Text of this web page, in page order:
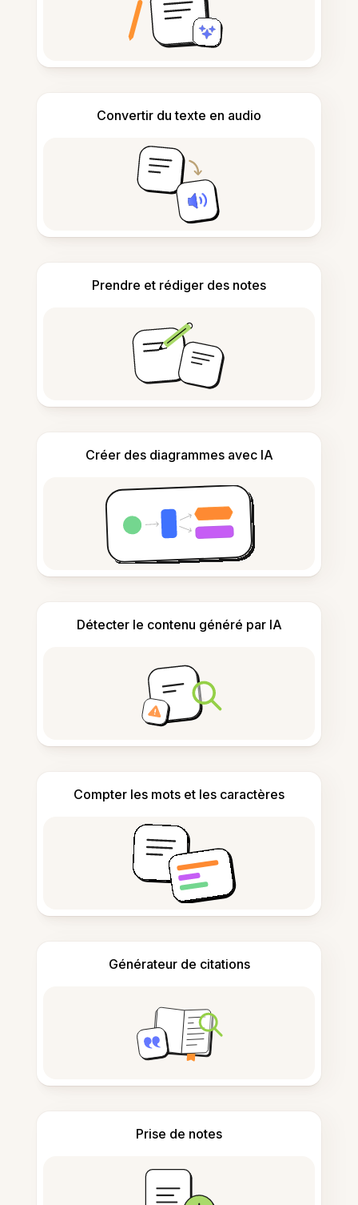
Convertir du texte en audio
Prendre et rédiger des notes
Créer des diagrammes avec IA
Détecter le contenu généré par IA
Compter les mots et les caractères
Générateur de citations
Prise de notes